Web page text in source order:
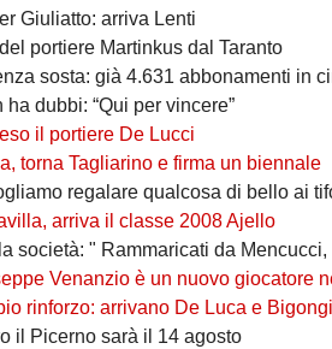
Giuliatto: arriva Lenti
portiere Martinkus dal Taranto
sosta: già 4.631 abbonamenti in cinque
dubbi: “Qui per vincere”
il portiere De Lucci
torna Tagliarino e firma un biennale
regalare qualcosa di bello ai
arriva il classe 2008 Ajello
" Rammaricati da Mencucci, il 10 CDA
Venanzio è un nuovo giocatore
rinforzo: arrivano De Luca e
il Picerno sarà il 14 agosto